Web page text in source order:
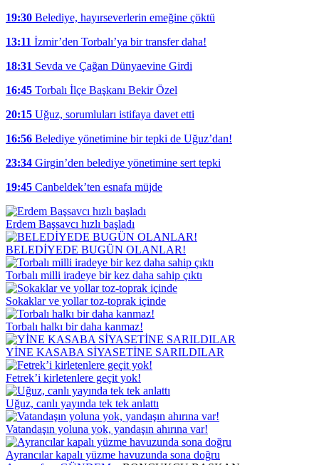
19:30 Belediye, hayırseverlerin emeğine çöktü
13:11 İzmir’den Torbalı’ya bir transfer daha!
18:31 Sevda ve Çağan Dünyaevine Girdi
16:45 Torbalı İlçe Başkanı Bekir Özel
20:15 Uğuz, sorumluları istifaya davet etti
16:56 Belediye yönetimine bir tepki de Uğuz’dan!
23:34 Girgin’den belediye yönetimine sert tepki
19:45 Canbeldek’ten esnafa müjde
Erdem Başsavcı hızlı başladı
BELEDİYEDE BUGÜN OLANLAR!
Torbalı milli iradeye bir kez daha sahip çıktı
Sokaklar ve yollar toz-toprak içinde
Torbalı halkı bir daha kanmaz!
YİNE KASABA SİYASETİNE SARILDILAR
Fetrek’i kirletenlere geçit yok!
Uğuz, canlı yayında tek tek anlattı
Vatandaşın yoluna yok, yandaşın ahırına var!
Ayrancılar kapalı yüzme havuzunda sona doğru